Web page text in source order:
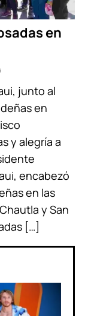
en
junto al
en
y alegría a
encabezó
en las
y San
[…]